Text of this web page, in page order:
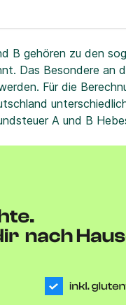
B gehören zu den
Das Besondere an
Für die
A und B